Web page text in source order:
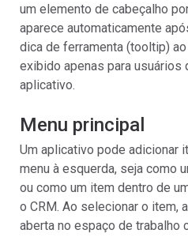
um elemento de cabeçalho
aparece automaticamente
dica de ferramenta (tooltip)
exibido apenas para usuários
aplicativo.
Menu principal
Um aplicativo pode adicionar
menu à esquerda, seja como
ou como um item dentro de
o CRM. Ao selecionar o item,
aberta no espaço de trabalho